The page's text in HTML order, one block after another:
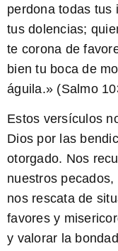
perdona todas tus
tus dolencias;
te corona de
bien tu boca de
águila.» (Salmo
Estos versículos
Dios por las
otorgado. Nos
nuestros
nos rescata de
favores y
y valorar la